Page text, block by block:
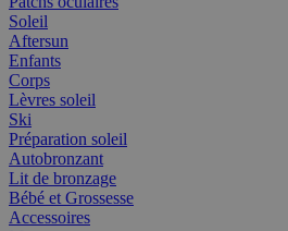
Soleil
Aftersun
Enfants
Corps
Lèvres soleil
Ski
Préparation soleil
Autobronzant
Lit de bronzage
Bébé et Grossesse
Accessoires